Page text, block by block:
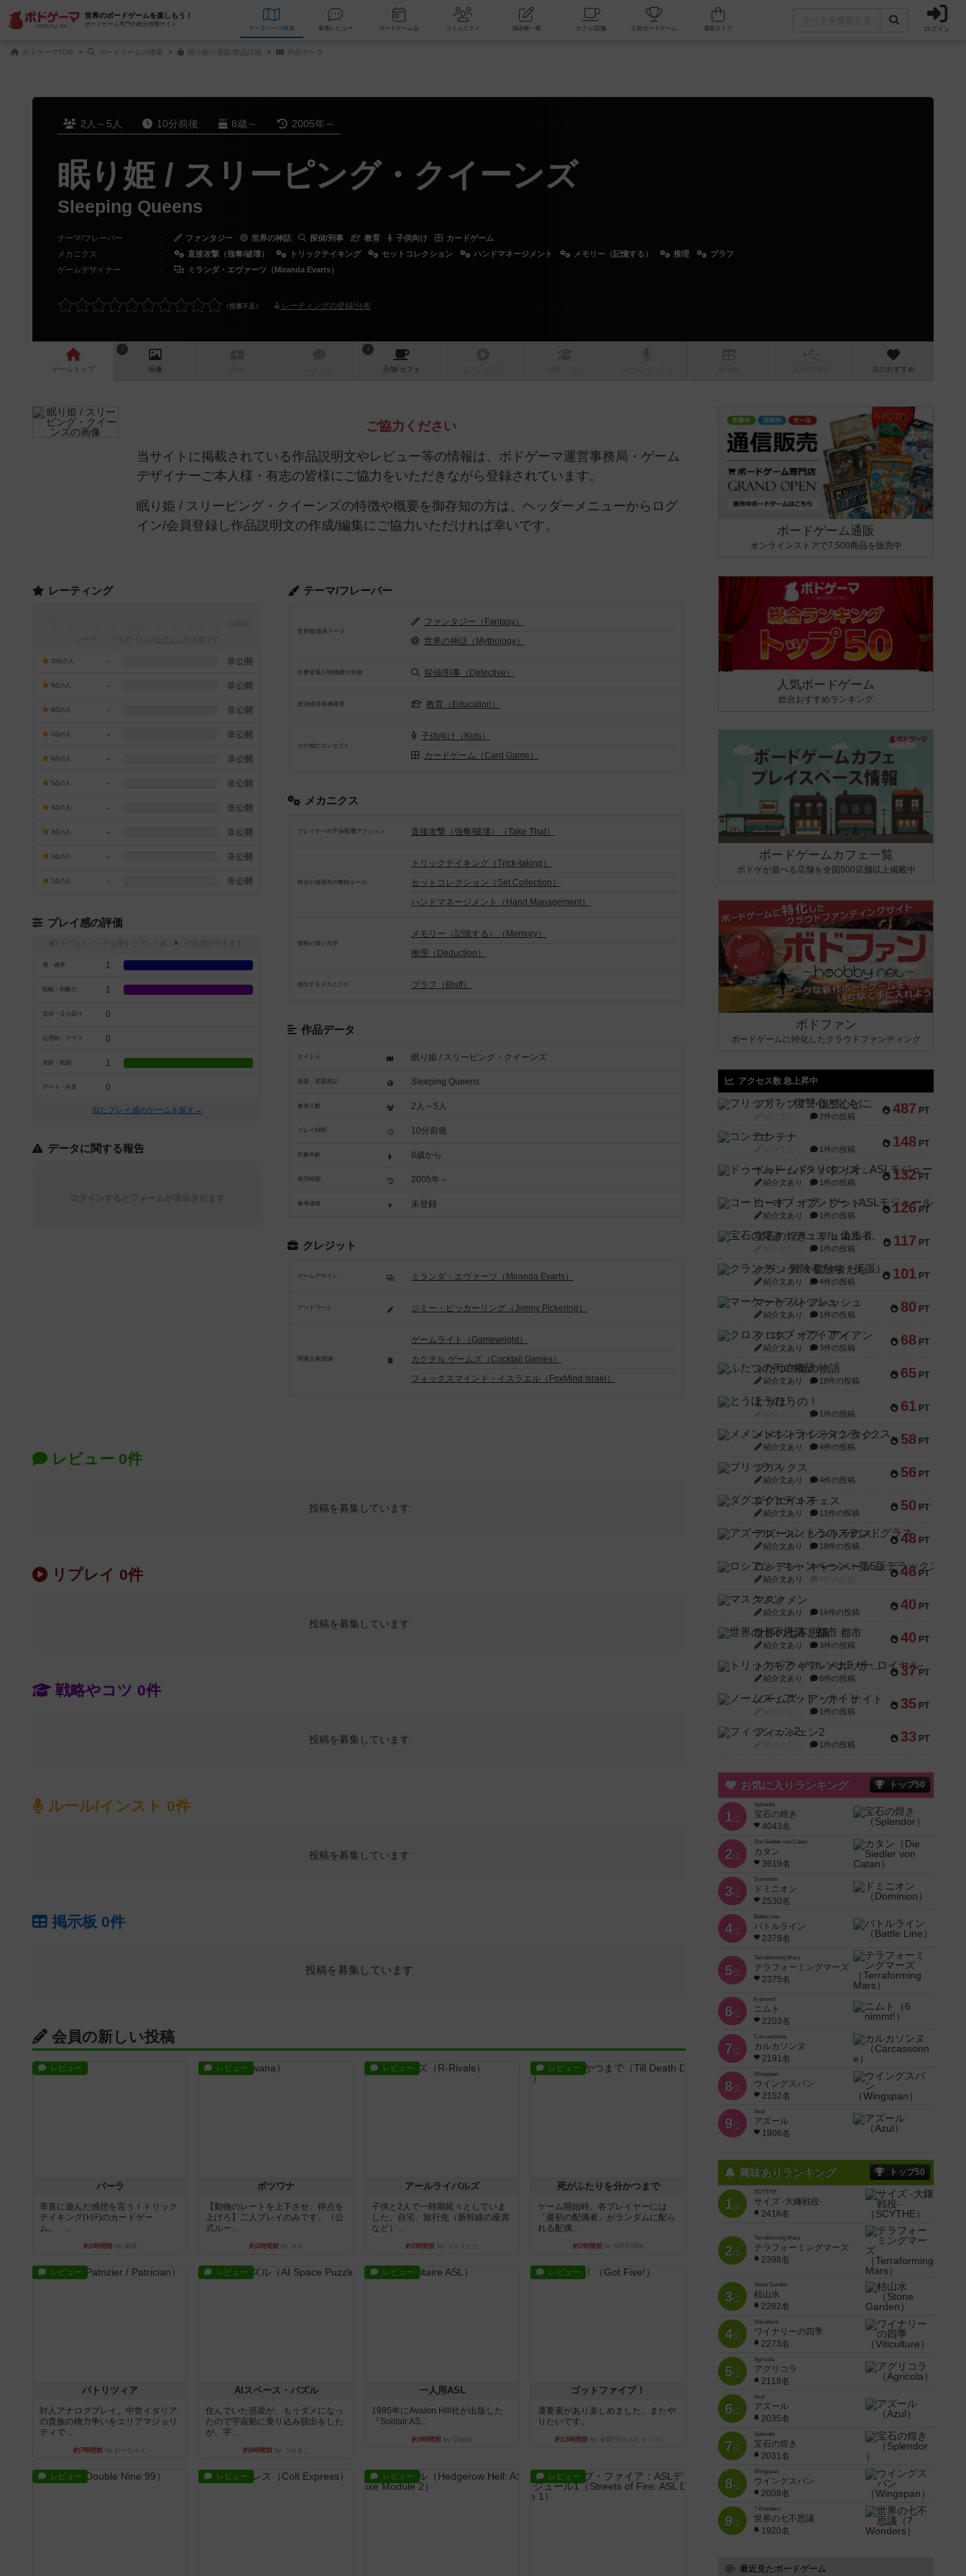
世界のボードゲームを楽しもう！
ボードゲーム専門の総合情報サイト
データベース 検索 新着レビュー ボードゲーム会 コミュニティ 掲示板一覧 カフェ/店舗 人気ボードゲーム ログイン
ボドゲーマTOP ボードゲームの検索 眠り姫の通販/商品詳細 作品データ
2人～5人 10分前後 8歳～ 2005年～
眠り姫 / スリーピング・クイーンズ
Sleeping Queens
テーマ/フレーバー ： ファンタジー 世界の神話 探偵/刑事 教育 子供向け
カードゲーム
メカニクス
： 直接攻撃（強奪/破壊） トリックテイキング セットコレクション ハンドマネージメント メモリー（記憶する） 推理
ブラフ
ゲームデザイナー
： ミランダ・エヴァーツ（Miranda Evarts）
レーティングの登録/分布
ゲーム トップ
1
画像
2
店舗/カフェ 次のおすすめ
ご協力ください
当サイトに掲載されている作品説明文やレビュー等の情報は、ボドゲーマ運営事務局・ゲーム
デザイナーご本人様・有志の皆様にご協力をいただきながら登録されています。
眠り姫 / スリーピング・クイーンズの特徴や概要を御存知の方は、ヘッダーメニューからログ
イン/会員登録し作品説明文の作成/編集にご協力いただければ幸いです。
テーマ/フレーバー
世界観/基本テーマ
ファンタジー（Fantasy）
世界の神話（Mythology）
主要登場人物/職業や生物 探偵/刑事（Detective）
政治経済/各種産業 教育（Education）
その他のコンセプト
子供向け（Kids）
カードゲーム（Card Game）
メカニクス
プレイヤーの干渉/影響アクション 直接攻撃（強奪/破壊）（Take That）
得点や資源等の獲得ルール
トリックテイキング（Trick-taking）
セットコレクション（Set Collection）
ハンドマネージメント（Hand Management）
情報の扱い方等
メモリー（記憶する）（Memory）
推理（Deduction）
頻出するメカニクス ブラフ（Bluff）
作品データ
タイトル 眠り姫 / スリーピング・クイーンズ
原題・英題表記 Sleeping Queens
参加人数 2人～5人
プレイ時間 10分前後
対象年齢 8歳から
発売時期 2005年～
参考価格 未登録
クレジット
ゲームデザイン ミランダ・エヴァーツ（Miranda Evarts）
アートワーク ジミー・ピッカーリング（Jimmy Pickering）
関連企業/団体
ゲームライト（Gamewright）
カクテル ゲームズ（Cocktail Games）
フォックスマインド・イスラエル（FoxMind Israel）
レーティング
10点の人 - 非公開
9点の人 - 非公開
8点の人 - 非公開
7点の人 - 非公開
6点の人 - 非公開
5点の人 - 非公開
4点の人 - 非公開
3点の人 - 非公開
2点の人 - 非公開
1点の人 - 非公開
プレイ感の評価
※
運・確率 1
戦略・判断力 1
交渉・立ち回り 0
心理戦・ブラフ 0
攻防・戦闘 1
アート・外見 0
似たプレイ感のゲームを探す→
データに関する報告
レビュー 0件
投稿を募集しています
リプレイ 0件
投稿を募集しています
戦略やコツ 0件
投稿を募集しています
ルール/インスト 0件
投稿を募集しています
掲示板 0件
投稿を募集しています
会員の新しい投稿
レビュー
パーラ
率直に遊んだ感想を言う！トリック
テイキング(ﾄﾘﾃ)のカードゲー
ム。 ...
約1時間前by 鳴屋
レビュー
ボツワナ
【動物のレートを上下させ、得点を
上げろ】二人プレイのみです。（公
式ルー...
約2時間前by ネロ
レビュー
アールライバルズ
子供と2人で一時期延々としていま
した。自宅、旅行先（新幹線の座席
など）...
約2時間前 by ジェイとと
レビュー
死がふたりを分かつまで
ゲーム開始時、各プレイヤーには
「最初の配偶者」がランダムに配ら
れる配偶...
約2時間前 by MIFFYBX
レビュー
パトリツィア
対人アナログプレイ。中世イタリア
の貴族の権力争いをエリアマジョリ
ティで...
約7時間前 by おーちゃん
レビュー
AIスペース・パズル
住んでいた惑星が、もうダメになっ
たので宇宙船に乗り込み脱出をした
が、宇...
約8時間前by うらまこ
レビュー
一人用ASL
1995年にAvalon Hill社が出版した
『Solitair AS...
約9時間前 by Chaco
レビュー
ゴットファイブ！
運要素があり楽しめました。またや
りたいです。
約13時間前by 金賢守(キムヒョンス)
レビュー レビュー レビュー レビュー
ボードゲーム通販
オンラインストアで7,500商品を販売中
人気ボードゲーム
総合おすすめランキング
ボードゲームカフェ一覧
ボドゲが遊べる店舗を全国500店舗以上掲載中
ボドファン
ボードゲームに特化したクラウドファンディング
アクセス数 急上昇中
487 PT
フリップ７：復讐心とともに
2件の投稿
148 PT
コンテナ
1件の投稿
132 PT
ドゥームド・バタリオンズ：ASLモジュール11
紹介文あり 1件の投稿
126 PT
コード・オブ・ブシドー：ASLモジュール8
紹介文あり 1件の投稿
117 PT
宝石の煌き：デュエル 偽造者
1件の投稿
101 PT
クランク! ：冒険者たち（拡張）
紹介文あり 4件の投稿
80 PT
マーケットフレッシュ
紹介文あり 1件の投稿
68 PT
クロス・オブ・アイアン
紹介文あり 3件の投稿
65 PT
ふたつの街の物語
紹介文あり 18件の投稿
61 PT
とうほうの！
1件の投稿
58 PT
メメントオンラインタクティクス
紹介文あり 4件の投稿
56 PT
ブリックス
紹介文あり 4件の投稿
50 PT
ダグエイトチェス
紹介文あり 11件の投稿
48 PT
アズール：シントラのステンドグラス
紹介文あり 18件の投稿
46 PT
ロシアン・キャンペーン：第5版デラックス
紹介文あり
40 PT
マスクメン
紹介文あり 16件の投稿
40 PT
世界の七不思議：都市
紹介文あり 3件の投稿
37 PT
トリックギア - ペルソナ5 ザ・ロイヤル-
紹介文あり 6件の投稿
35 PT
ノームズ・アット・ナイト
1件の投稿
33 PT
フィッシェン2
1件の投稿
お気に入りランキング トップ50
1位
Splendor
宝石の煌き
4043名
2位
Die Siedler von Catan
カタン
3619名
3位
Dominion
ドミニオン
2530名
4位
Battle Line
バトルライン
2379名
5位
Terraforming Mars
テラフォーミングマーズ
2375名
6位
6 nimmt!
ニムト
2203名
7位
Carcassonne
カルカソンヌ
2191名
8位
Wingspan
ウイングスパン
2152名
9位
Azul
アズール
1906名
興味ありランキング トップ50
1位
SCYTHE
サイズ -大鎌戦役-
2416名
2位
Terraforming Mars
テラフォーミングマーズ
2398名
3位
Stone Garden
枯山水
2282名
4位
Viticulture
ワイナリーの四季
2273名
5位
Agricola
アグリコラ
2119名
6位
Azul
アズール
2035名
7位
Splendor
宝石の煌き
2031名
8位
Wingspan
ウイングスパン
2008名
9位
7 Wonders
世界の七不思議
1920名
最近見たボードゲーム